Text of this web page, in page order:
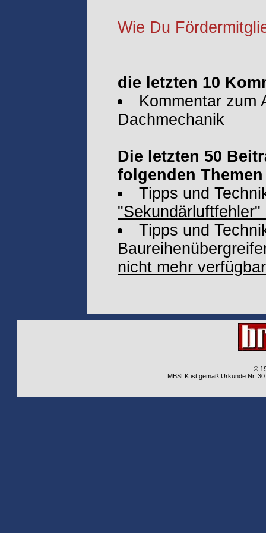
Wie Du
die letzten 10
Kommentar zum
Dachmechanik
Die letzten 50
folgenden
Tipps und
"Sekundärluftfehler"
Tipps und
nicht mehr verfügbar
©
MBSLK ist gemäß Urkunde Nr.